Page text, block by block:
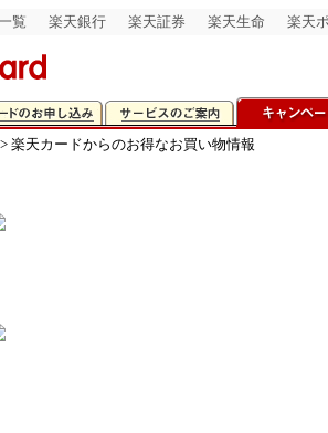
覧 楽天銀行 楽天証券 楽天生命 楽天
> 楽天カードからのお得なお買い物情報